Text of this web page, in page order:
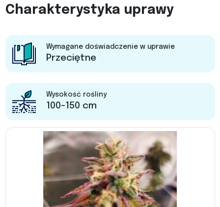
Charakterystyka uprawy
Wymagane doświadczenie w uprawie
Przeciętne
Wysokość rośliny
100-150 cm